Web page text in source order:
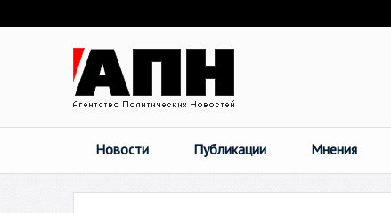
Новости Публикации Мнения